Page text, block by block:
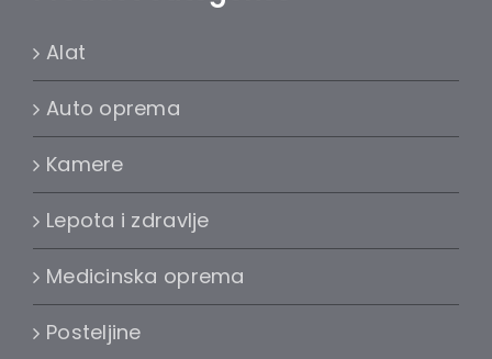
Alat
Auto oprema
Kamere
Lepota i zdravlje
Medicinska oprema
Posteljine